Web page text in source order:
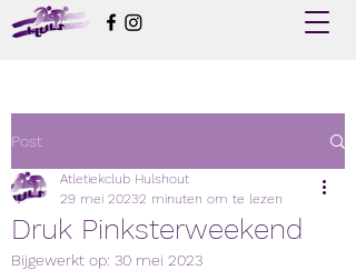
Post
Druk Pinksterweekend
Atletiekclub Hulshout
29 mei 20232 minuten om te lezen
Bijgewerkt op: 30 mei 2023